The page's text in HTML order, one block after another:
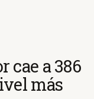
cae a 386
más